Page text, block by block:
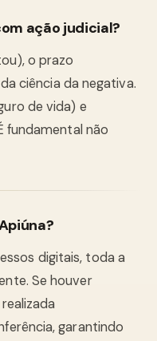
ação judicial?
o prazo
ciência da negativa.
de vida) e
fundamental não
digitais, toda a
Se houver
garantindo